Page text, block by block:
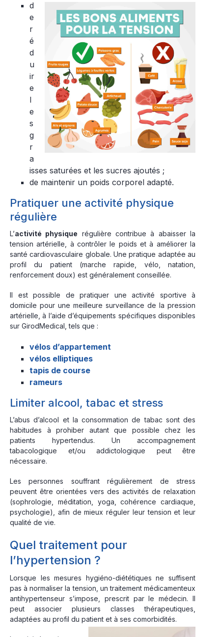
d
e
r
é
d
u
ir
e
l
e
s
g
r
a
isses saturées et les sucres ajoutés ;
de maintenir un poids corporel adapté.
Pratiquer une activité physique
régulière
L’activité physique régulière contribue à abaisser la
tension artérielle, à contrôler le poids et à améliorer la
santé cardiovasculaire globale. Une pratique adaptée au
profil du patient (marche rapide, vélo, natation,
renforcement doux) est généralement conseillée.
Il est possible de pratiquer une activité sportive à
domicile pour une meilleure surveillance de la pression
artérielle, à l’aide d’équipements spécifiques disponibles
sur GirodMedical, tels que :
vélos d’appartement
vélos elliptiques
tapis de course
rameurs
Limiter alcool, tabac et stress
L’abus d’alcool et la consommation de tabac sont des
habitudes à prohiber autant que possible chez les
patients hypertendus. Un accompagnement
tabacologique et/ou addictologique peut être
nécessaire.
Les personnes souffrant régulièrement de stress
peuvent être orientées vers des activités de relaxation
(sophrologie, méditation, yoga, cohérence cardiaque,
psychologie), afin de mieux réguler leur tension et leur
qualité de vie.
Quel traitement pour
l’hypertension ?
Lorsque les mesures hygiéno-diététiques ne suffisent
pas à normaliser la tension, un traitement médicamenteux
antihypertenseur s’impose, prescrit par le médecin. Il
peut associer plusieurs classes thérapeutiques,
adaptées au profil du patient et à ses comorbidités.